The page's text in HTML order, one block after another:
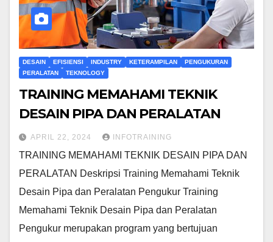
DESAIN EFISIENSI INDUSTRY KETERAMPILAN
PENGUKURAN
PERALATAN
TEKNOLOGY
TRAINING MEMAHAMI TEKNIK
DESAIN PIPA DAN PERALATAN
APRIL 22, 2024 INFOTRAINING
TRAINING MEMAHAMI TEKNIK DESAIN PIPA DAN
PERALATAN Deskripsi Training Memahami Teknik
Desain Pipa dan Peralatan Pengukur Training
Memahami Teknik Desain Pipa dan Peralatan
Pengukur merupakan program yang bertujuan